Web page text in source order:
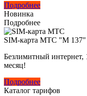
Подробнее
Новинка
Подробнее
SIM-карта МТС "M 137"
Безлимитный интернет,
месяц!
Подробнее
Каталог тарифов